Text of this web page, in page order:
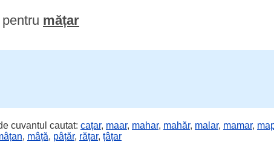
mățar
cuvantul cautat: cațar, maar, mahar, mahăr, malar, mamar,
, mâță, pâțăr, rățar, țâțar